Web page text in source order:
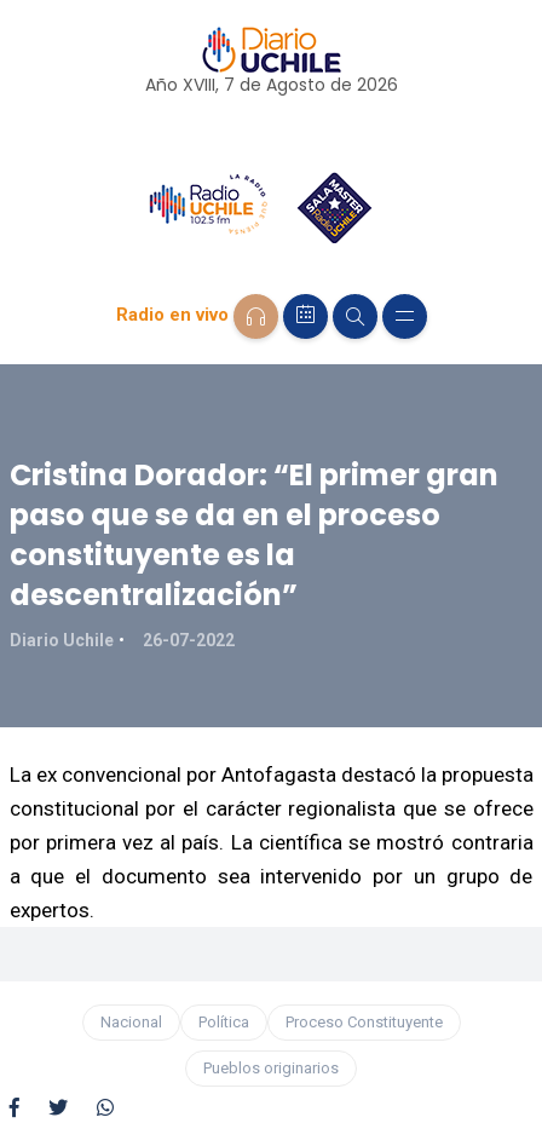
Año XVIII, 7 de Agosto de 2026
Radio en vivo
Cristina Dorador: “El primer gran
paso que se da en el proceso
constituyente es la
descentralización”
Diario Uchile 26-07-2022
La ex convencional por Antofagasta destacó la propuesta
constitucional por el carácter regionalista que se ofrece
por primera vez al país. La científica se mostró contraria
a que el documento sea intervenido por un grupo de
expertos.
Nacional Política Proceso Constituyente
Pueblos originarios